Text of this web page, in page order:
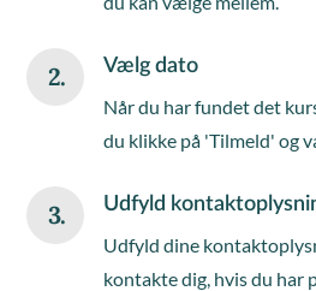
2. Vælg dato
Når du har fundet det
du klikke på 'Tilmeld' og
3. Udfyld
Udfyld dine
kontakte dig, hvis du har